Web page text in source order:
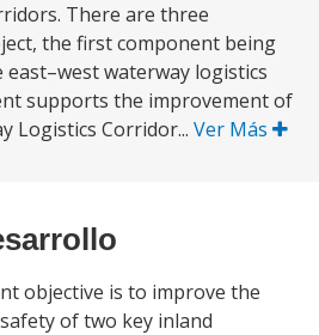
There are three
the first component being
waterway logistics
supports the improvement of
Logistics Corridor... Ver Más
objective is to improve the
of two key inland